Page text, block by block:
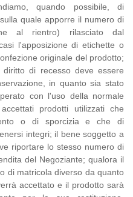
quando possibile, di
quale apporre il numero di
al rientro) rilasciato dal
l'apposizione di etichette o
originale del prodotto;
di recesso deve essere
in quanto sia stato
con l'uso della normale
prodotti utilizzati che
o di sporcizia e che di
integri; il bene soggetto a
riportare lo stesso numero di
del Negoziante; qualora il
di matricola diverso da quanto
accettato e il prodotto sarà